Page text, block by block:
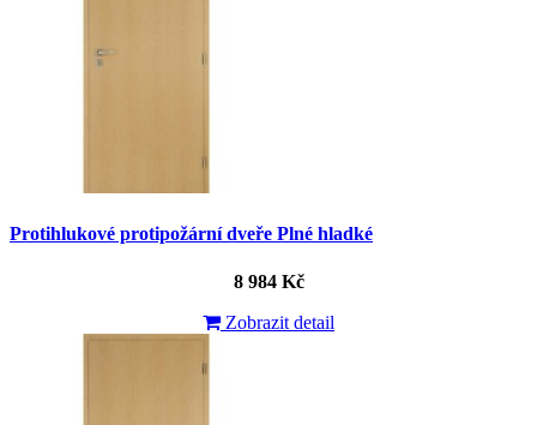
Protihlukové protipožární dveře Plné hladké
8 984 Kč
Zobrazit detail